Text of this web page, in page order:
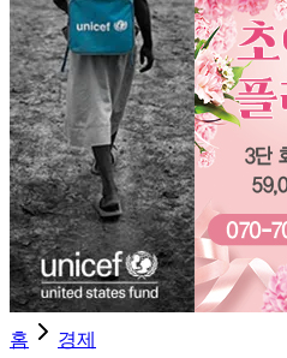
홈 경제